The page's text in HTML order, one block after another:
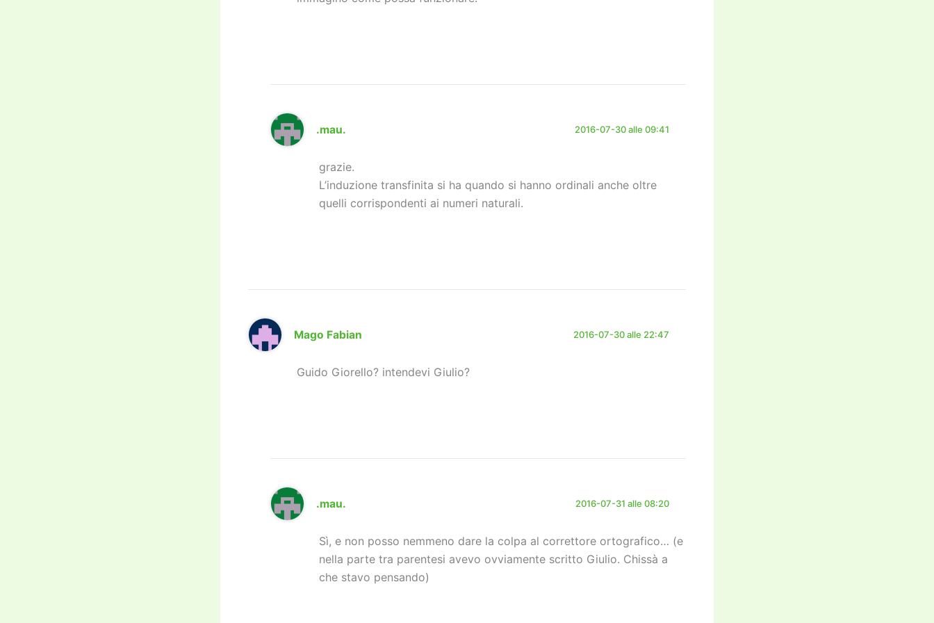
.mau. 2016-07-30 alle 09:41
grazie.
L’induzione transfinita si ha quando si hanno ordinali anche oltre
quelli corrispondenti ai numeri naturali.
Mago Fabian 2016-07-30 alle 22:47
Guido Giorello? intendevi Giulio?
.mau. 2016-07-31 alle 08:20
Sì, e non posso nemmeno dare la colpa al correttore ortografico… (e
nella parte tra parentesi avevo ovviamente scritto Giulio. Chissà a
che stavo pensando)